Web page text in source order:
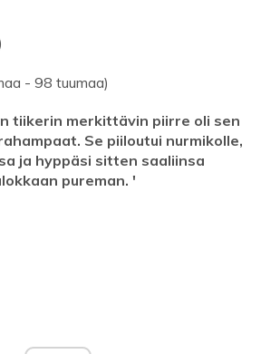
- 98 tuumaa)
tiikerin merkittävin piirre oli sen
Se piiloutui nurmikolle,
ja hyppäsi sitten saaliinsa
pureman. '